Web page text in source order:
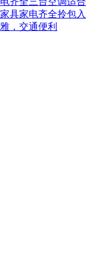
具家电齐全拎包
，交通便利